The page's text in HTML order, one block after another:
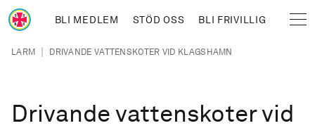
Hoppa till huvudinnehåll
BLI MEDLEM STÖD OSS BLI FRIVILLIG
Länkstig
LARM | DRIVANDE VATTENSKOTER VID KLAGSHAMN
Drivande vattenskoter vid